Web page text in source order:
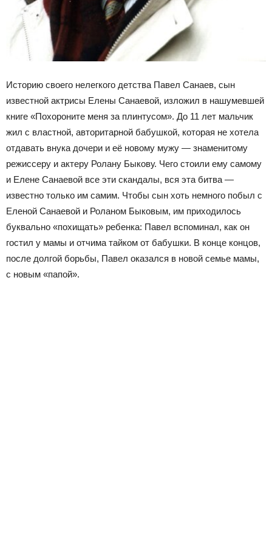
Историю своего нелегкого детства Павел Санаев, сын
известной актрисы Елены Санаевой, изложил в нашумевшей
книге «Похороните меня за плинтусом». До 11 лет мальчик
жил с властной, авторитарной бабушкой, которая не хотела
отдавать внука дочери и её новому мужу — знаменитому
режиссеру и актеру Ролану Быкову. Чего стоили ему самому
и Елене Санаевой все эти скандалы, вся эта битва —
известно только им самим. Чтобы сын хоть немного побыл с
Еленой Санаевой и Роланом Быковым, им приходилось
буквально «похищать» ребенка: Павел вспоминал, как он
гостил у мамы и отчима тайком от бабушки. В конце концов,
после долгой борьбы, Павел оказался в новой семье мамы,
с новым «папой».